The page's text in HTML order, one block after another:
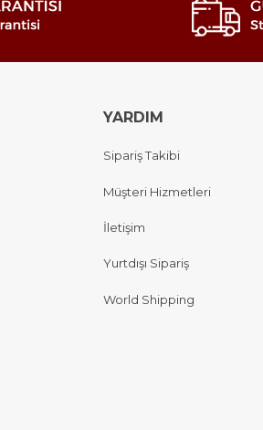
YARDIM
Sipariş Takibi
Müşteri Hizmetleri
İletişim
Yurtdışı Sipariş
World Shipping